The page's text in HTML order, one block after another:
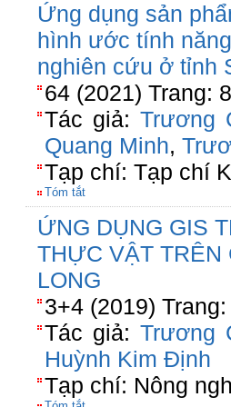
Ứng dụng sản
hình ước tính
nghiên cứu ở tỉnh
64 (2021) Trang:
Tác giả:Trương
Quang Minh,
Tạp chí: Tạp chí
Tóm tắt
ỨNG DỤNG GIS
THỰC VẬT TRÊN
LONG
3+4 (2019)
Tác giả: Trương
Huỳnh Kim Định
Tạp chí: Nông